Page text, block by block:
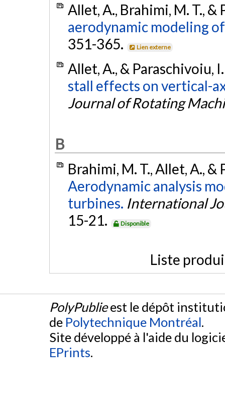
Allet, A., Brahimi, M. T.,
aerodynamic modeling
351-365.
Lien externe
Allet, A., & Paraschivoiu,
stall effects on vertical-
Journal of Rotating
B
Brahimi, M. T., Allet, A.,
Aerodynamic analysis
turbines. International
15-21.
Disponible
Liste
PolyPublieest le dépôt
de Polytechnique Montréal.
Site développé à l'aide du
EPrints.